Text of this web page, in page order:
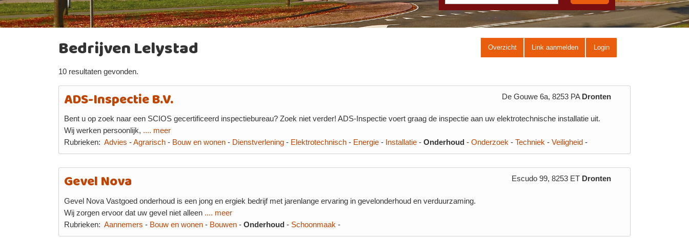
Bedrijven Lelystad Overzicht Link aanmelden Login
10 resultaten gevonden.
ADS-Inspectie B.V. De Gouwe 6a, 8253 PA Dronten
Bent u op zoek naar een SCIOS gecertificeerd inspectiebureau? Zoek niet verder! ADS-Inspectie voert graag de inspectie aan uw elektrotechnische installatie uit.
Wij werken persoonlijk, .... meer
Rubrieken: Advies -Agrarisch- Bouw en wonen- Dienstverlening- Elektrotechnisch- Energie- Installatie- Onderhoud - Onderzoek - Techniek - Veiligheid -
Gevel Nova Escudo 99, 8253 ET Dronten
Gevel Nova Vastgoed onderhoud is een jong en ergiek bedrijf met jarenlange ervaring in gevelonderhoud en verduurzaming.
Wij zorgen ervoor dat uw gevel niet alleen .... meer
Rubrieken: Aannemers - Bouw en wonen- Bouwen- Onderhoud- Schoonmaak -